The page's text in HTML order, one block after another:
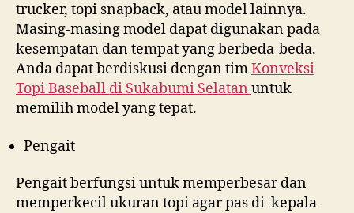
trucker, topi snapback, atau model lainnya.
Masing-masing model dapat digunakan pada
kesempatan dan tempat yang berbeda-beda.
Anda dapat berdiskusi dengan timKonveksi
Topi Baseball di Sukabumi Selatan untuk
memilih model yang tepat.
Pengait
Pengait berfungsi untuk memperbesar dan
memperkecil ukuran topi agar pas di kepala